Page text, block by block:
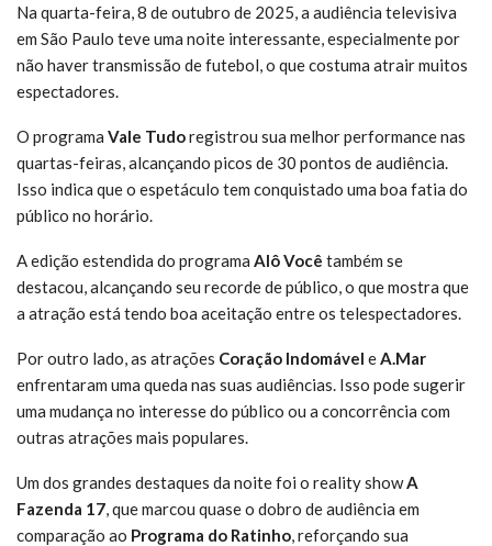
Na quarta-feira, 8 de outubro de 2025, a audiência televisiva
em São Paulo teve uma noite interessante, especialmente por
não haver transmissão de futebol, o que costuma atrair muitos
espectadores.
O programa Vale Tudoregistrou sua melhor performance nas
quartas-feiras, alcançando picos de 30 pontos de audiência.
Isso indica que o espetáculo tem conquistado uma boa fatia do
público no horário.
A edição estendida do programa Alô Você também se
destacou, alcançando seu recorde de público, o que mostra que
a atração está tendo boa aceitação entre os telespectadores.
Por outro lado, as atrações Coração Indomável eA.Mar
enfrentaram uma queda nas suas audiências. Isso pode sugerir
uma mudança no interesse do público ou a concorrência com
outras atrações mais populares.
Um dos grandes destaques da noite foi o reality showA
Fazenda 17, que marcou quase o dobro de audiência em
comparação ao Programa do Ratinho, reforçando sua